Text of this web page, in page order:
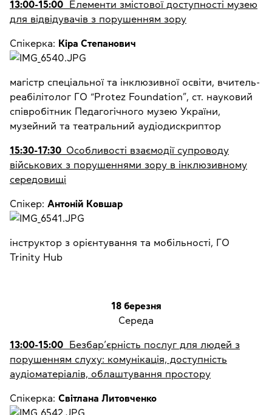
13:00-15:00 Елементи змістової доступності музею
для відвідувачів з порушенням зору
Спікерка: Кіра Степанович
магістр спеціальної та інклюзивної освіти, вчитель-
реабілітолог ГО “Protez Foundation”, ст. науковий
співробітник Педагогічного музею України,
музейний та театральний аудіодискриптор
15:30-17:30 Особливості взаємодії супроводу
військових з порушеннями зору в інклюзивному
середовищі
Спікер: Антоній Ковшар
інструктор з орієнтування та мобільності, ГО
Trinity Hub
18 березня
Середа
13:00-15:00
Безбар’єрність послуг для людей з
порушенням слуху: комунікація, доступність
аудіоматеріалів, облаштування простору
Спікерка: Світлана Литовченко